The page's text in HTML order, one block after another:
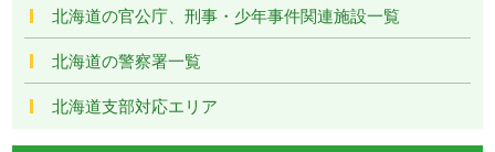
北海道の官公庁、刑事・少年事件関連施設一覧
北海道の警察署一覧
北海道支部対応エリア